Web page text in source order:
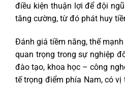
điều kiện thuận lợi để đội
tăng cường, từ đó phát huy
Đánh giá tiềm năng, thế
quan trọng trong sự nghiệp
đào tạo, khoa học – công
tế trọng điểm phía Nam, có